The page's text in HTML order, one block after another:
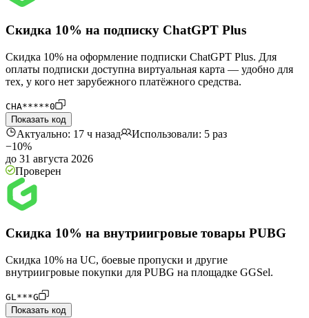
Скидка 10% на подписку ChatGPT Plus
Скидка 10% на оформление подписки ChatGPT Plus. Для
оплаты подписки доступна виртуальная карта — удобно для
тех, у кого нет зарубежного платёжного средства.
CHA*****0
Показать код
Актуально: 17 ч назад
Использовали: 5 раз
−10%
до 31 августа 2026
Проверен
Скидка 10% на внутриигровые товары PUBG
Скидка 10% на UC, боевые пропуски и другие
внутриигровые покупки для PUBG на площадке GGSel.
GL***G
Показать код